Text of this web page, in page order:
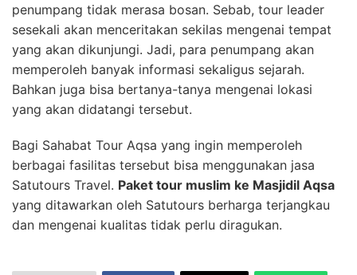
penumpang tidak merasa bosan. Sebab, tour leader
sesekali akan menceritakan sekilas mengenai tempat
yang akan dikunjungi. Jadi, para penumpang akan
memperoleh banyak informasi sekaligus sejarah.
Bahkan juga bisa bertanya-tanya mengenai lokasi
yang akan didatangi tersebut.
Bagi Sahabat Tour Aqsa yang ingin memperoleh
berbagai fasilitas tersebut bisa menggunakan jasa
Satutours Travel. Paket tour muslim ke Masjidil Aqsa
yang ditawarkan oleh Satutours berharga terjangkau
dan mengenai kualitas tidak perlu diragukan.